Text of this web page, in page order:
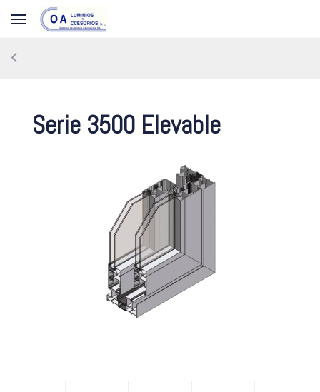
Toggle navigation
Serie 3500 Elevable